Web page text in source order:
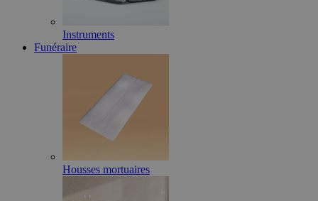
Instruments
Funéraire
Housses mortuaires